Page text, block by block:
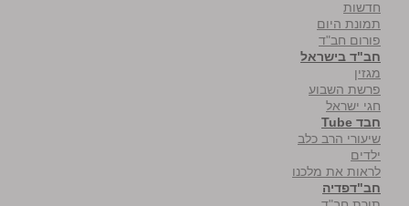
חדשות
תמונת היום
פורום חב"ד
חב"ד בישראל
מגזין
פרשת השבוע
חגי ישראל
חבד Tube
שיעורי הרב כלב
ילדים
לראות את מלכנו
חב"דפדיה